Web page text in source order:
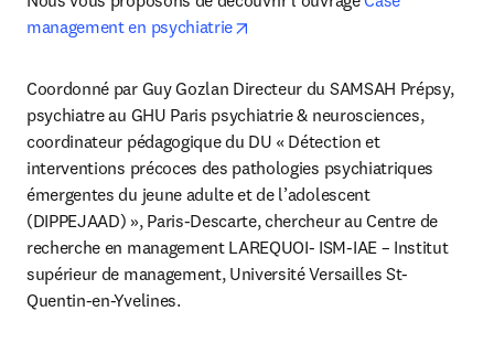
management en psychiatrie
Coordonné par Guy Gozlan Directeur du SAMSAH Prépsy,
psychiatre au GHU Paris psychiatrie & neurosciences,
coordinateur pédagogique du DU « Détection et
interventions précoces des pathologies psychiatriques
émergentes du jeune adulte et de l’adolescent
(DIPPEJAAD) », Paris-Descarte, chercheur au Centre de
recherche en management LAREQUOI- ISM-IAE – Institut
supérieur de management, Université Versailles St-
Quentin-en-Yvelines.